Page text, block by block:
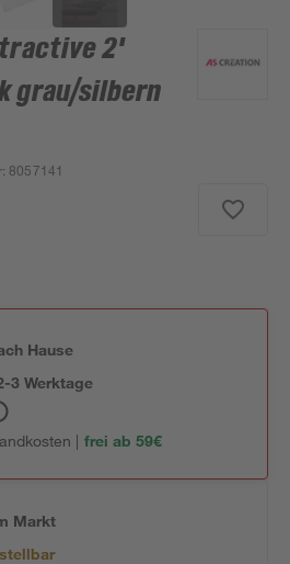
2'
grau/silbern
: 8057141
Hause
3 Werktage
| frei ab 59€
Markt